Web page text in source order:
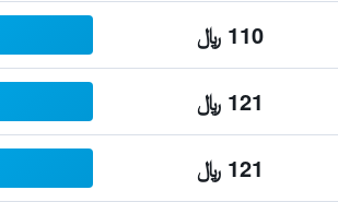
110 ﷼
121 ﷼
121 ﷼